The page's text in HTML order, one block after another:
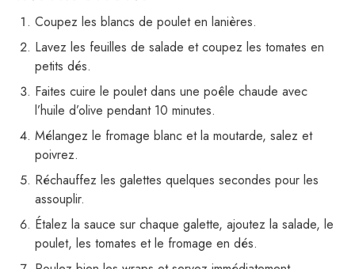
Coupez les blancs de poulet en lanières.
Lavez les feuilles de salade et coupez les tomates en
petits dés.
Faites cuire le poulet dans une poêle chaude avec
l’huile d’olive pendant 10 minutes.
Mélangez le fromage blanc et la moutarde, salez et
poivrez.
Réchauffez les galettes quelques secondes pour les
assouplir.
Étalez la sauce sur chaque galette, ajoutez la salade, le
poulet, les tomates et le fromage en dés.